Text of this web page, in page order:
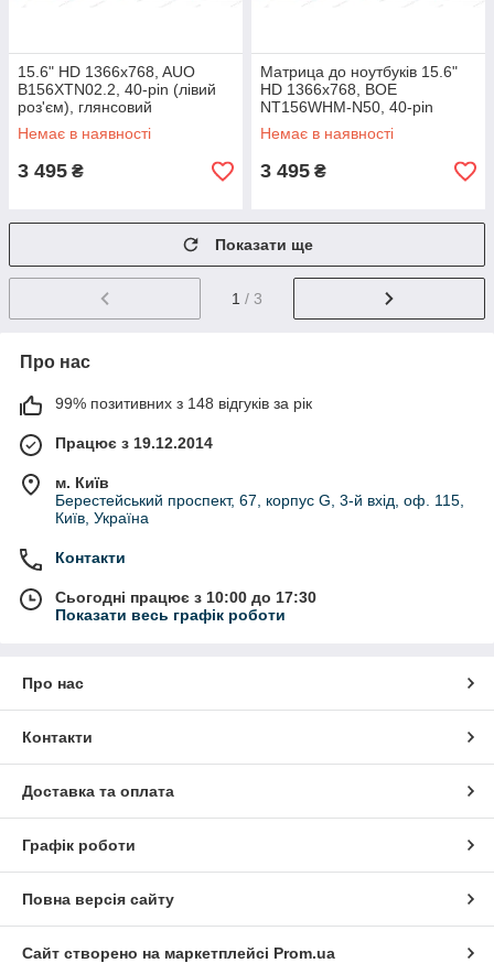
15.6" HD 1366x768, AUO
B156XTN02.2, 40-pin (лівий
роз'єм), глянсовий
Немає в наявності
3 495 ₴
Матрица до ноутбуків 15.6"
HD 1366x768, BOE
NT156WHM-N50, 40-pin
(лівий роз'єм), глянсова
Немає в наявності
3 495 ₴
Показати ще
1 / 3
Про нас
99% позитивних з 148 відгуків за рік
Працює з 19.12.2014
м. Київ
Берестейський проспект, 67, корпус G, 3-й вхід, оф. 115,
Київ, Україна
Контакти
Сьогодні працює з 10:00 до 17:30
Показати весь графік роботи
Про нас
Контакти
Доставка та оплата
Графік роботи
Повна версія сайту
Сайт створено на маркетплейсі Prom.ua